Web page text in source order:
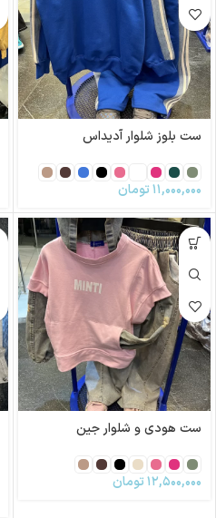
ست بلوز شلوار آدیداس
۱۱,۰۰۰,۰۰۰تومان
ست هودی و شلوار جین
۱۲,۵۰۰,۰۰۰تومان